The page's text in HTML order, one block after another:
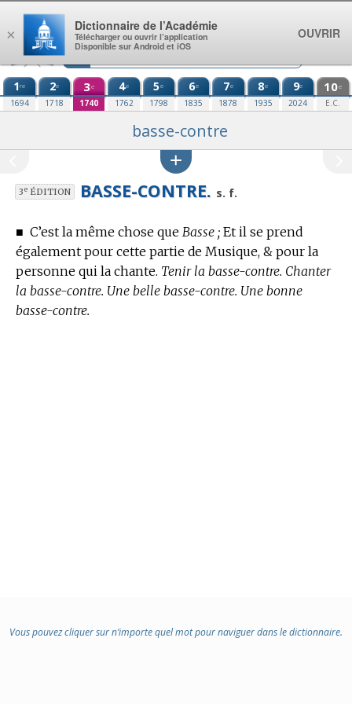
Aller au contenu
1re
1694
2e
1718
3e
1740
4e
1762
5e
1798
6e
1835
7e
1878
8e
1935
9e
2024
10e
E.C.
basse-contre
3eÉDITION BASSE-CONTRE. s. f.
■ C’est la même chose que Basse ; Et il se prend
également pour cette partie de Musique, & pour la
personne qui la chante. Tenir la basse-contre. Chanter
la basse-contre. Une belle basse-contre. Une bonne
basse-contre.
Vous pouvez cliquer sur n’importe quel mot pour naviguer dans le dictionnaire.
×
Dictionnaire de l’Académie
Télécharger ou ouvrir l’application
Disponible sur Android et iOS
OUVRIR